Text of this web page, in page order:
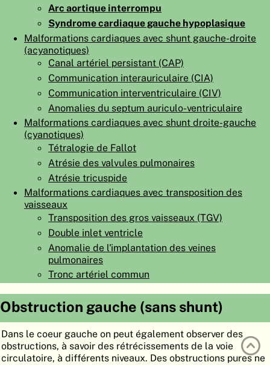
ACCUEIL
EMBRYO
ORGANOGÉNÈSE
ATLASEMBRYOLOGY
DE
Arc aortique interrompu
Syndrome cardiaque gauche hypoplasique
Malformations cardiaques avec shunt gauche-droite
(acyanotiques)
Canal artériel persistant (CAP)
Communication interauriculaire (CIA)
Communication interventriculaire (CIV)
Anomalies du septum auriculo-ventriculaire
Malformations cardiaques avec shunt droite-gauche
(cyanotiques)
Tétralogie de Fallot
Atrésie des valvules pulmonaires
Atrésie tricuspide
Malformations cardiaques avec transposition des
vaisseaux
Transposition des gros vaisseaux (TGV)
Double inlet ventricle
Anomalie de l'implantation des veines
pulmonaires
Tronc artériel commun
Obstruction gauche (sans shunt)
Dans le coeur gauche on peut également observer des
obstructions, à savoir des rétrécissements de la voie
circulatoire, à différents niveaux. Des obstructions pures ne